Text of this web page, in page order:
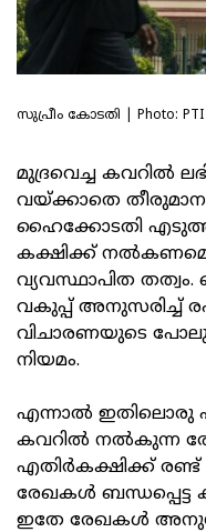
സുപ്രീം കോടതി | Photo: PTI
മുദ്രവെച്ച കവറില്‍
വയ്ക്കാതെ
ഹൈക്കോടതി
കക്ഷിക്ക്
വ്യവസ്ഥാപിത തത്വം.
വകുപ്പ് അനുസരിച്ച്
വിചാരണയുടെ
നിയമം.
എന്നാല്‍ ഇതിലൊരു
കവറില്‍ നല്‍കുന്ന
എതിര്‍കക്ഷിക്ക് രണ്ട്
രേഖകള്‍ ബന്ധപ്പെട്ട
ഇതേ രേഖകള്‍